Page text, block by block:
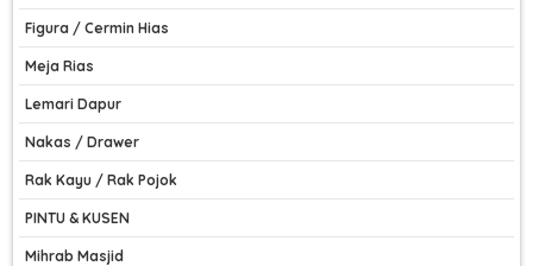
Figura / Cermin Hias
Meja Rias
Lemari Dapur
Nakas / Drawer
Rak Kayu / Rak Pojok
PINTU & KUSEN
Mihrab Masjid